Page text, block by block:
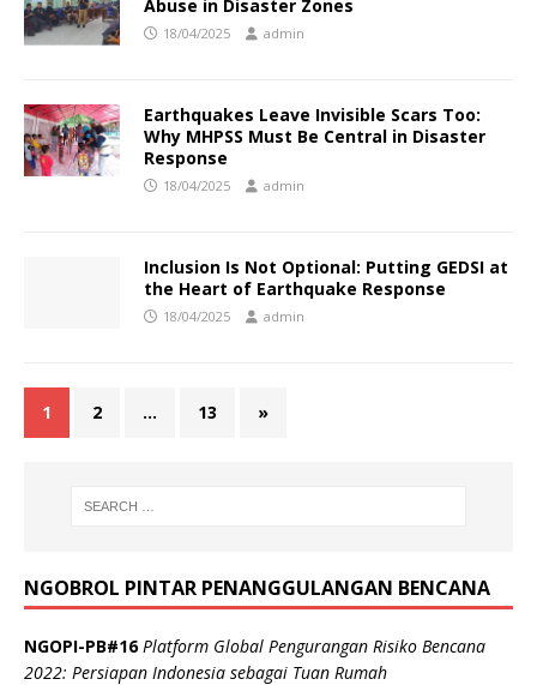
Abuse in Disaster Zones
18/04/2025 admin
Earthquakes Leave Invisible Scars Too:
Why MHPSS Must Be Central in Disaster
Response
18/04/2025 admin
Inclusion Is Not Optional: Putting GEDSI at
the Heart of Earthquake Response
18/04/2025 admin
1 2 … 13 »
NGOBROL PINTAR PENANGGULANGAN BENCANA
NGOPI-PB#16 Platform Global Pengurangan Risiko Bencana
2022: Persiapan Indonesia sebagai Tuan Rumah